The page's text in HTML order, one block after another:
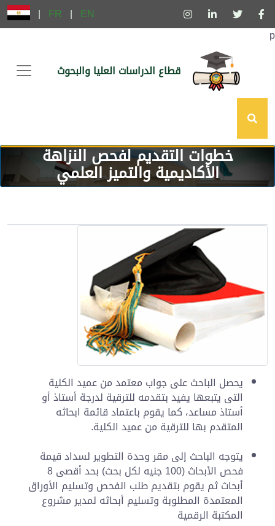
EN
|
FR
|
p
قطاع الدراسات العليا والبحوث
خطوات التقديم لفحص النزاهة
الأكاديمية والتميز العلمي
يحصل الباحث على جواب معتمد من عميد الكلية
التى يتبعها يفيد بتقدمه للترقية لدرجة أستاذ أو
أستاذ مساعد، كما يقوم باعتماد قائمة ابحاثه
المتقدم بها للترقية من عميد الكلية.
يتوجه الباحث إلى مقر وحدة التطوير لسداد قيمة
فحص الأبحاث (100 جنيه لكل بحث) بحد أقصى 8
أبحاث ثم يقوم بتقديم طلب الفحص وتسليم الأوراق
المعتمدة المطلوبة وتسليم أبحاثه لمدير مشروع
المكتبة الرقمية